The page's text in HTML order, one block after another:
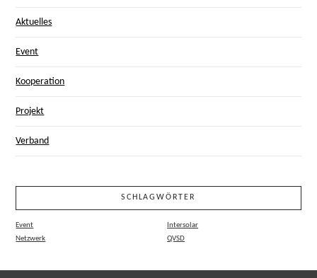
Aktuelles
Event
Kooperation
Projekt
Verband
SCHLAGWÖRTER
Event
Intersolar
Netzwerk
QVSD